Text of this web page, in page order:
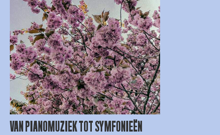
VAN PIANOMUZIEK TOT SYMFONIEËN